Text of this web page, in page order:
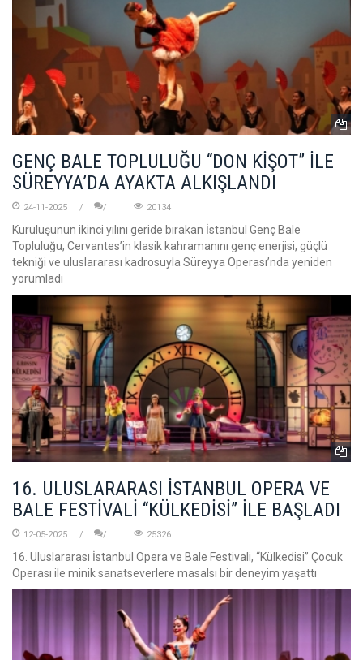
GENÇ BALE TOPLULUĞU “DON KİŞOT” İLE
SÜREYYA’DA AYAKTA ALKIŞLANDI
24-11-2025 20134
Kuruluşunun ikinci yılını geride bırakan İstanbul Genç Bale
Topluluğu, Cervantes’in klasik kahramanını genç enerjisi, güçlü
tekniği ve uluslararası kadrosuyla Süreyya Operası’nda yeniden
yorumladı
16. ULUSLARARASI İSTANBUL OPERA VE
BALE FESTİVALİ “KÜLKEDİSİ” İLE BAŞLADI
12-05-2025 25326
16. Uluslararası İstanbul Opera ve Bale Festivali, “Külkedisi” Çocuk
Operası ile minik sanatseverlere masalsı bir deneyim yaşattı